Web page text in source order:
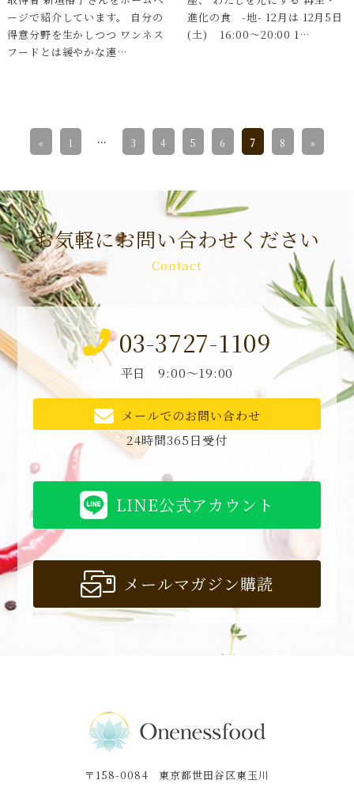
ージで紹介しています。 自分の
得意分野を生かしつつ ワンネス
フードとは緩やかな連…
進化の食 -地- 12月は 12月5日
(土) 16:00〜20:00 1…
« 1 … 3 4 5 6 7 8 »
お気軽にお問い合わせください
Contact
03-3727-1109
平日 9:00～19:00
メールでのお問い合わせ
24時間365日受付
LINE公式アカウント
メールマガジン購読
〒158-0084 東京都世田谷区東玉川